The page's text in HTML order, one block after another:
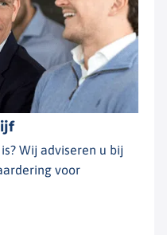
Wij adviseren u bij
voor